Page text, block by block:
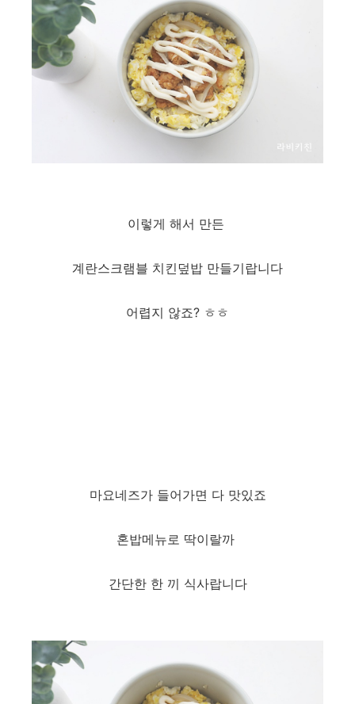
이렇게 해서 만든
계란스크램블 치킨덮밥 만들기랍니다
어렵지 않죠? ㅎㅎ
마요네즈가 들어가면 다 맛있죠
혼밥메뉴로 딱이랄까
간단한 한 끼 식사랍니다